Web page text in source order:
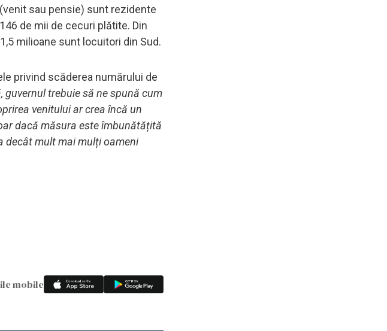
sau pensie) sunt rezidente
de mii de cecuri plătite. Din
milioane sunt locuitori din Sud.
privind scăderea numărului de
guvernul trebuie să ne spună cum
venitului ar crea încă un
dacă măsura este îmbunătățită
decât mult mai mulți oameni
mobile